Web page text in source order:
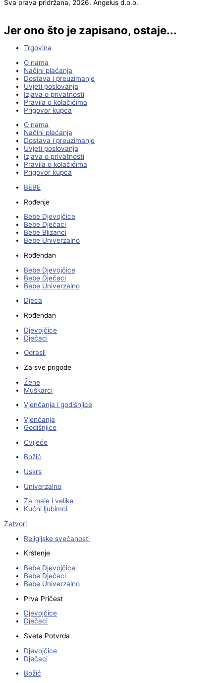
Sva prava pridržana, 2026. Angelus d.o.o.
Jer ono što je zapisano, ostaje...
Trgovina
O nama
Načini plaćanja
Dostava i preuzimanje
Uvjeti poslovanja
Izjava o privatnosti
Pravila o kolačićima
Prigovor kupca
O nama
Načini plaćanja
Dostava i preuzimanje
Uvjeti poslovanja
Izjava o privatnosti
Pravila o kolačićima
Prigovor kupca
BEBE
Rođenje
Bebe Djevojčice
Bebe Dječaci
Bebe Blizanci
Bebe Univerzalno
Rođendan
Bebe Djevojčice
Bebe Dječaci
Bebe Univerzalno
Djeca
Rođendan
Djevojčice
Dječaci
Odrasli
Za sve prigode
Žene
Muškarci
Vjenčanja i godišnjice
Vjenčanja
Godišnjice
Cvijeće
Božić
Uskrs
Univerzalno
Za male i velike
Kućni ljubimci
Zatvori
Religijske svečanosti
Krštenje
Bebe Djevojčice
Bebe Dječaci
Bebe Univerzalno
Prva Pričest
Djevojčice
Dječaci
Sveta Potvrda
Djevojčice
Dječaci
Božić